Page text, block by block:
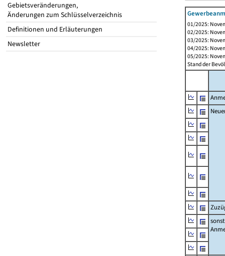
Gebietsveränderungen,
Änderungen zum Schlüsselverzeichnis
Definitionen und Erläuterungen
Newsletter
01/2025:
02/2025:
03/2025:
04/2025:
05/2025:
Stand der